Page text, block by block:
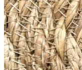
Es
Zurück
0
Warenkorb